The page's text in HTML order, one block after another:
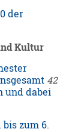
der
Kultur
42
und dabei
zum 6.